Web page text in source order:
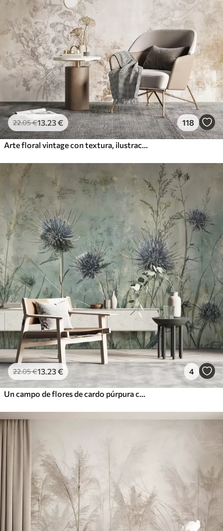
22.05€13 .23€ 118
22.05€13 .23€ 4